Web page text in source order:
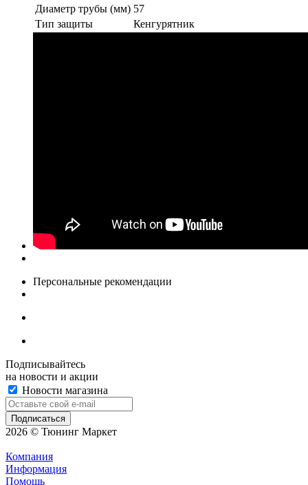
Диаметр трубы (мм) 57
Тип защиты
Кенгурятник
Персональные рекомендации
Подписывайтесь
на новости и акции
Новости магазина
2026 © Тюнинг Маркет
Компания
Информация
Помощь